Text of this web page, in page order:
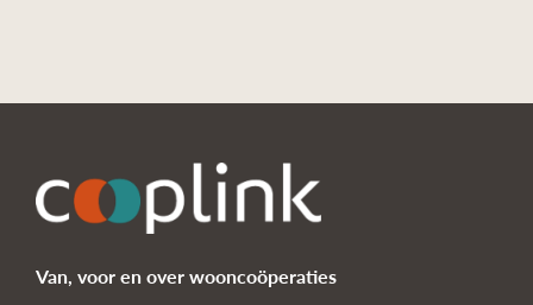
Van, voor en over wooncoöperaties